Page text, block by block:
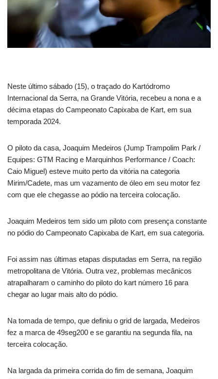
Neste último sábado (15), o traçado do Kartódromo
Internacional da Serra, na Grande Vitória, recebeu a nona e a
décima etapas do Campeonato Capixaba de Kart, em sua
temporada 2024.
O piloto da casa, Joaquim Medeiros (Jump Trampolim Park /
Equipes: GTM Racing e Marquinhos Performance / Coach:
Caio Miguel) esteve muito perto da vitória na categoria
Mirim/Cadete, mas um vazamento de óleo em seu motor fez
com que ele chegasse ao pódio na terceira colocação.
Joaquim Medeiros tem sido um piloto com presença constante
no pódio do Campeonato Capixaba de Kart, em sua categoria.
Foi assim nas últimas etapas disputadas em Serra, na região
metropolitana de Vitória. Outra vez, problemas mecânicos
atrapalharam o caminho do piloto do kart número 16 para
chegar ao lugar mais alto do pódio.
Na tomada de tempo, que definiu o grid de largada, Medeiros
fez a marca de 49seg200 e se garantiu na segunda fila, na
terceira colocação.
Na largada da primeira corrida do fim de semana, Joaquim